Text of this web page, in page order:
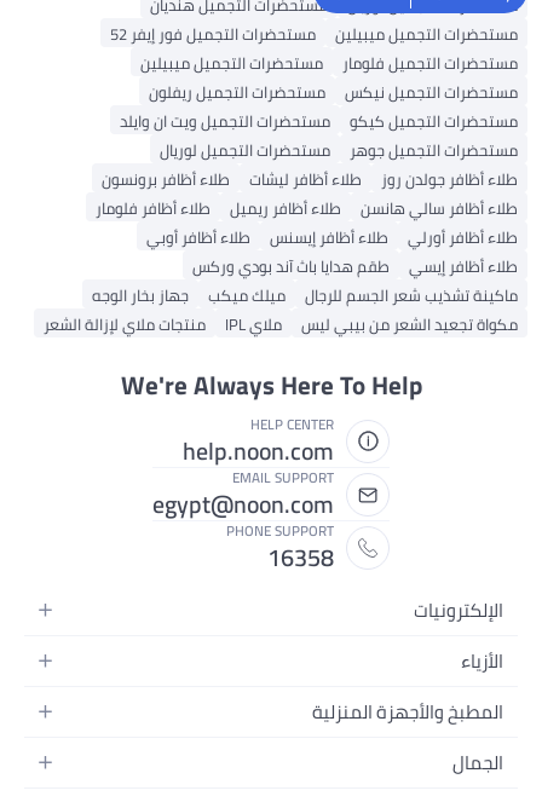
مستحضرات التجميل ميبيلين
مستحضرات التجميل فور إيفر 52
مستحضرات التجميل فلومار
مستحضرات التجميل ميبيلين
مستحضرات التجميل نيكس
مستحضرات التجميل ريفلون
مستحضرات التجميل كيكو
مستحضرات التجميل ويت ان وايلد
مستحضرات التجميل جوهر
مستحضرات التجميل لوريال
طلاء أظافر جولدن روز
طلاء أظافر ليشات
طلاء أظافر برونسون
طلاء أظافر سالي هانسن
طلاء أظافر ريميل
طلاء أظافر فلومار
طلاء أظافر أورلي
طلاء أظافر إيسنس
طلاء أظافر أوبي
طلاء أظافر إيسي
طقم هدايا باث آند بودي وركس
ماكينة تشذيب شعر الجسم للرجال
ميلك ميكب
جهاز بخار الوجه
مكواة تجعيد الشعر من بيبي ليس
ملاي IPL منتجات ملاي لإزالة الشعر
We're Always Here To Help
HELP CENTER
help.noon.com
EMAIL SUPPORT
egypt@noon.com
PHONE SUPPORT
16358
الإلكترونيات
الهواتف المتحركة
أجهزة الكمبيوتر المحمولة
الأجهزة المنزلية
الأزياء
أزياء نسائية
أزياء البنات
المطبخ والأجهزة المنزلية
المطبخ وأدوات الطعام
الجمال